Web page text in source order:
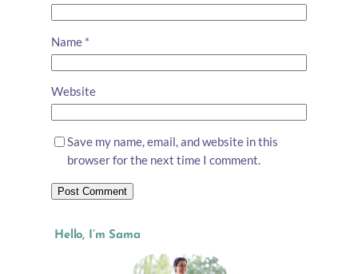
Name *
Website
Save my name, email, and website in this
browser for the next time I comment.
Hello, I’m Sama